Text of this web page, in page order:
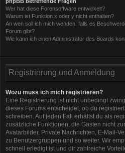
Wer hat diese Forensoftware entwickelt?
Warum ist Funktion x oder y nicht enthalten?
An wen soll ich mich wenden, falls es
Forum gibt?
Wie kann ich einen Administrator des Boards
Registrierung und Anmeldung
Wozu muss ich mich registrieren?
Eine Registrierung ist nicht unbedingt
dieses Forums entscheidet, ob du
schreiben. Auf jeden Fall erhältst du als
zusätzliche Funktionen, die Gästen nicht
Avatarbilder, Private Nachrichten, E-Mail-
zu Benutzergruppen und so weiter. Wir
schnell erledigt ist und dir zahlreiche